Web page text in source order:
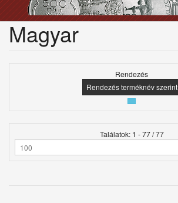
Magyar
Rendezés
Rendezés terméknév szerint
Találatok: 1 - 77 / 77